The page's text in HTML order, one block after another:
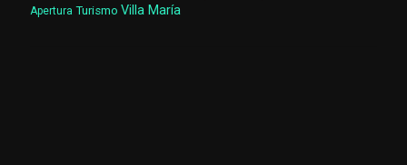
Apertura Turismo Villa María